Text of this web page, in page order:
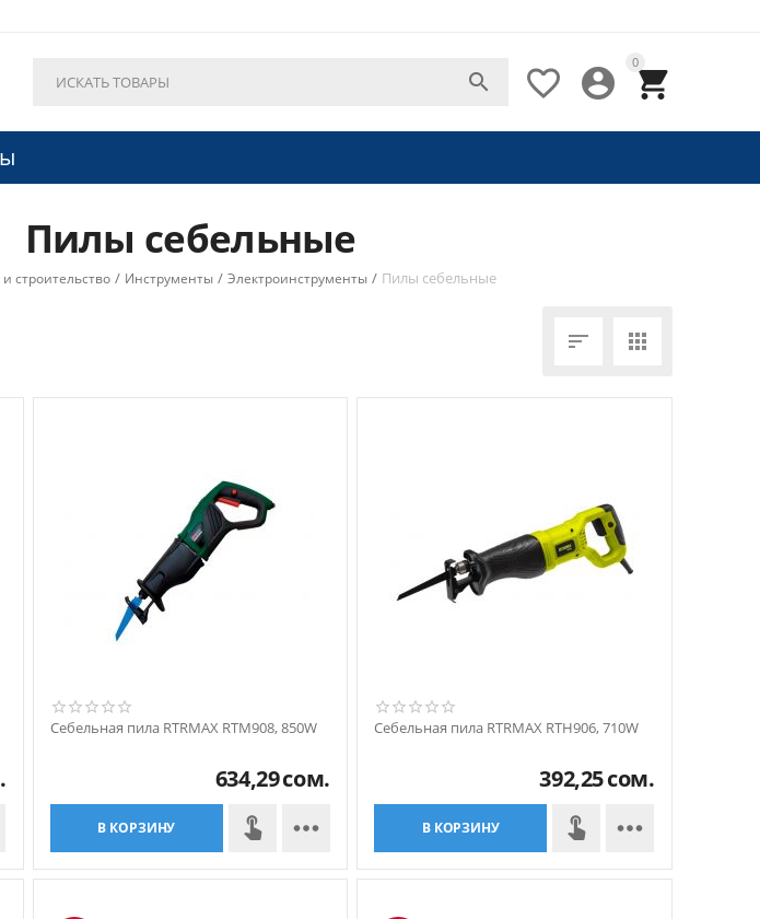
0




Пилы себельные
строительство / Инструменты / Электроинструменты / Пилы себельные
 
Себельная пила RTRMAX RTM908, 850W
634,29сом.
В КОРЗИНУ 
Себельная пила RTRMAX RTH906, 710W
392,25сом.
В КОРЗИНУ 